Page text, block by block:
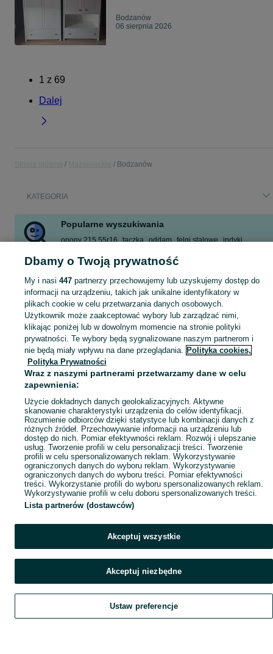
Bodzanów
06 sierpnia 2026
1 z 69
Dalej
Bodzanów
KATEGORIA
Popularne wyszukiwania
opony 215 55r16 taczka oddam felgi stalowe indyki
Skorzystaj z największego serwisu ogłoszeniowego - Bodzanów i okolice! Kupuj to, czego pragniesz i sprzedawaj to, czego już nie potrzebujesz!
Mapa kategorii
Mapa miejscowości
Mapa ministron
Popularne wyszukiwania
Szukaj Obserwujesz Dodaj Czat Konto
Dbamy o Twoją prywatność
My i nasi 447partnerzy przechowujemy lub uzyskujemy dostęp do
informacji na urządzeniu, takich jak unikalne identyfikatory w
plikach cookie w celu przetwarzania danych osobowych.
Użytkownik może zaakceptować wybory lub zarządzać nimi,
klikając poniżej lub w dowolnym momencie na stronie polityki
prywatności. Te wybory będą sygnalizowane naszym partnerom i
nie będą miały wpływu na dane przeglądania. Polityka cookies,
Polityka Prywatności
Wraz z naszymi partnerami przetwarzamy dane w celu
zapewnienia:
Użycie dokładnych danych geolokalizacyjnych. Aktywne
skanowanie charakterystyki urządzenia do celów identyfikacji.
Rozumienie odbiorców dzięki statystyce lub kombinacji danych z
różnych źródeł. Przechowywanie informacji na urządzeniu lub
dostęp do nich. Pomiar efektywności reklam. Rozwój i ulepszanie
usług. Tworzenie profili w celu personalizacji treści. Tworzenie
profili w celu spersonalizowanych reklam. Wykorzystywanie
ograniczonych danych do wyboru reklam. Wykorzystywanie
ograniczonych danych do wyboru treści. Pomiar efektywności
treści. Wykorzystanie profili do wyboru spersonalizowanych reklam.
Wykorzystywanie profili w celu doboru spersonalizowanych treści.
Lista partnerów (dostawców)
Akceptuj wszystkie
Akceptuj niezbędne
Ustaw preferencje